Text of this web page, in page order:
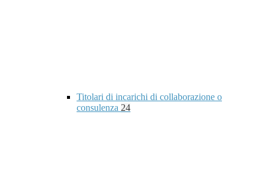
Titolari di incarichi di collaborazione o
consulenza 24